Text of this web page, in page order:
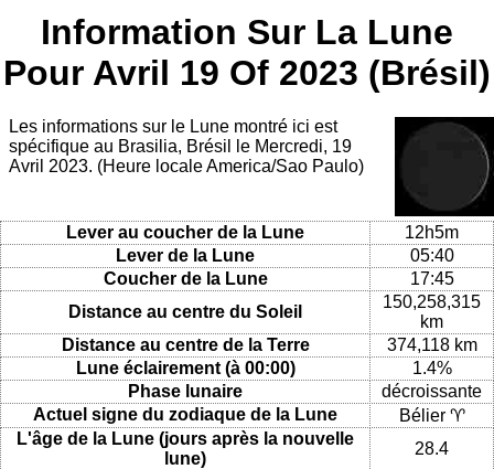
Information Sur La Lune
Pour Avril 19 Of 2023 (Brésil)
Les informations sur le Lune montré ici est
spécifique au Brasilia, Brésil le Mercredi, 19
Avril 2023. (Heure locale America/Sao Paulo)
Lever au coucher de la Lune
12h5m
Lever de la Lune
05:40
Coucher de la Lune
17:45
Distance au centre du Soleil
150,258,315
km
Distance au centre de la Terre
374,118 km
Lune éclairement (à 00:00)
1.4%
Phase lunaire
décroissante
Actuel signe du zodiaque de la Lune
Bélier ♈
L'âge de la Lune (jours après la nouvelle
lune)
28.4